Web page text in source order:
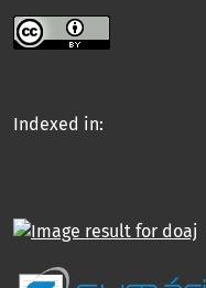
Indexed in: